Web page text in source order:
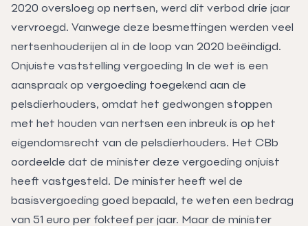
2020 oversloeg op nertsen, werd dit verbod drie jaar
vervroegd. Vanwege deze besmettingen werden veel
nertsenhouderijen al in de loop van 2020 beëindigd.
Onjuiste vaststelling vergoeding In de wet is een
aanspraak op vergoeding toegekend aan de
pelsdierhouders, omdat het gedwongen stoppen
met het houden van nertsen een inbreuk is op het
eigendomsrecht van de pelsdierhouders. Het CBb
oordeelde dat de minister deze vergoeding onjuist
heeft vastgesteld. De minister heeft wel de
basisvergoeding goed bepaald, te weten een bedrag
van 51 euro per fokteef per jaar. Maar de minister